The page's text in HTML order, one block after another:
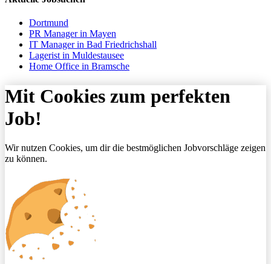
Dortmund
PR Manager in Mayen
IT Manager in Bad Friedrichshall
Lagerist in Muldestausee
Home Office in Bramsche
Mit Cookies zum perfekten
Job!
Wir nutzen Cookies, um dir die bestmöglichen Jobvorschläge zeigen
zu können.